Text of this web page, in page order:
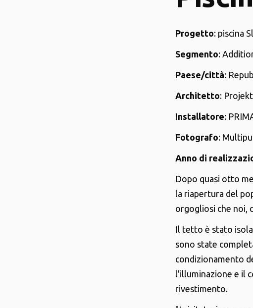
Progetto: piscina
Segmento:
Paese/città:
Architetto:
Installatore:
Fotografo:
Anno di
Dopo quasi otto
la riapertura del
orgogliosi che noi,
Il tetto è stato
sono state
condizionamento
l'illuminazione e il
rivestimento.